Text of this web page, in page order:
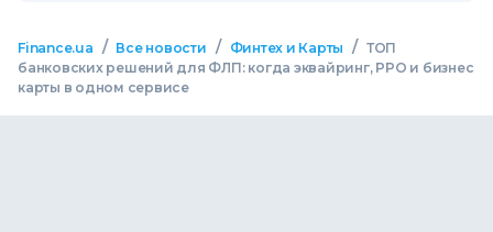
Finance.ua / Все новости / Финтех и Карты / ТОП
банковских решений для ФЛП: когда эквайринг, РРО и бизнес
карты в одном сервисе